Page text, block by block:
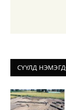
СҮҮЛД